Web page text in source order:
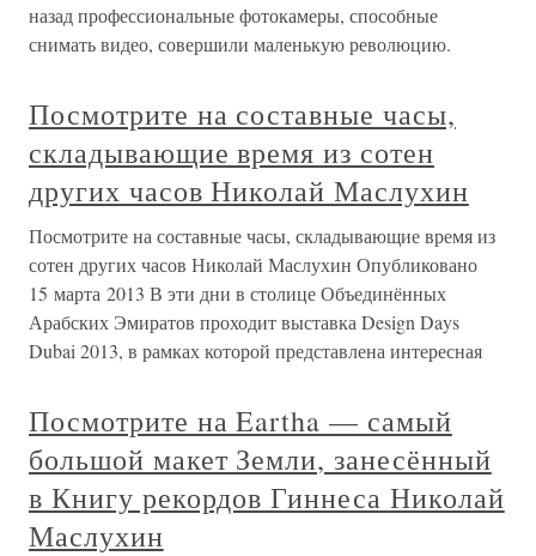
назад профессиональные фотокамеры, способные
снимать видео, совершили маленькую революцию.
Посмотрите на составные часы,
складывающие время из сотен
других часов Николай Маслухин
Посмотрите на составные часы, складывающие время из
сотен других часов Николай Маслухин Опубликовано
15 марта 2013 В эти дни в столице Объединённых
Арабских Эмиратов проходит выставка Design Days
Dubai 2013, в рамках которой представлена интересная
Посмотрите на Eartha — самый
большой макет Земли, занесённый
в Книгу рекордов Гиннеса Николай
Маслухин